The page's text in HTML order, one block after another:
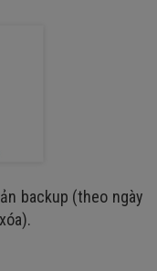
backup (theo ngày